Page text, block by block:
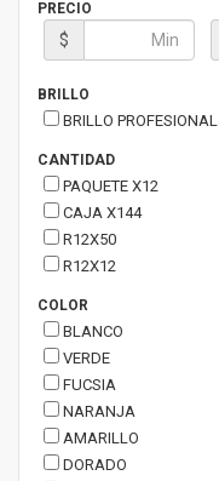
PRECIO
$
BRILLO
BRILLO PROFESIONAL
CANTIDAD
PAQUETE X12
CAJA X144
R12X50
R12X12
COLOR
BLANCO
VERDE
FUCSIA
NARANJA
AMARILLO
DORADO